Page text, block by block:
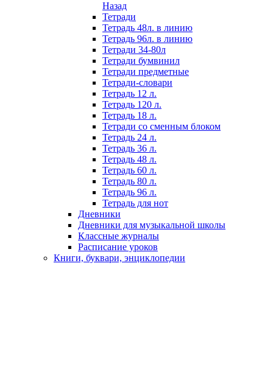
Назад
Тетради
Тетрадь 48л. в линию
Тетрадь 96л. в линию
Тетради 34-80л
Тетради бумвинил
Тетради предметные
Тетради-словари
Тетрадь 12 л.
Тетрадь 120 л.
Тетрадь 18 л.
Тетради со сменным блоком
Тетрадь 24 л.
Тетрадь 36 л.
Тетрадь 48 л.
Тетрадь 60 л.
Тетрадь 80 л.
Тетрадь 96 л.
Тетрадь для нот
Дневники
Дневники для музыкальной школы
Классные журналы
Расписание уроков
Книги, буквари, энциклопедии